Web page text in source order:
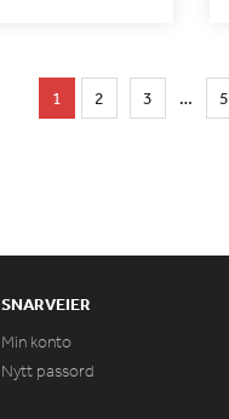
1 2 3 … 5
SNARVEIER
Min konto
Nytt passord